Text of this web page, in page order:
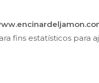
fins estatísticos